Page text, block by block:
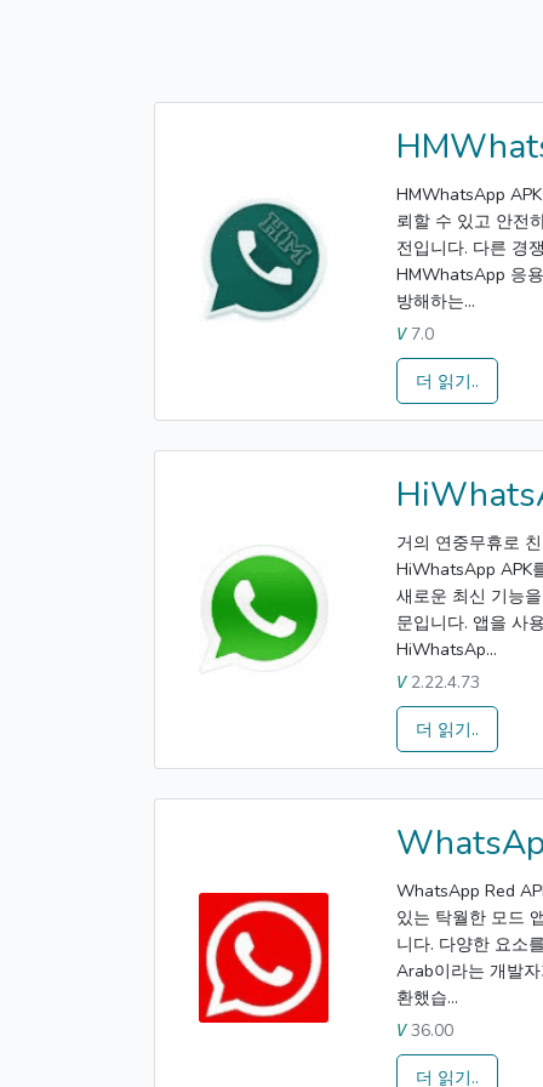
HMWhatsApp
뢰할 수 있고 안전
전입니다. 다른 경
HMWhatsApp 응
방해하는...
V7.0
더 읽기..
거의 연중무휴로
HiWhatsApp APK
새로운 최신 기능
문입니다. 앱을 사
HiWhatsAp...
V2.22.4.73
더 읽기..
WhatsApp Red
있는 탁월한 모드
니다. 다양한 요소
Arab이라는 개발
환했습...
V36.00
더 읽기..